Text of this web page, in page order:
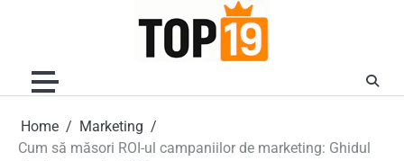
Home
Marketing
Cum să măsori ROI-ul campaniilor de marketing: Ghidul